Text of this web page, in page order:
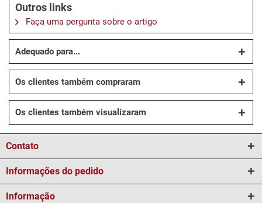
Outros links
Faça uma pergunta sobre o artigo
Adequado para...
Os clientes também compraram
Os clientes também visualizaram
Contato
Informações do pedido
Informação